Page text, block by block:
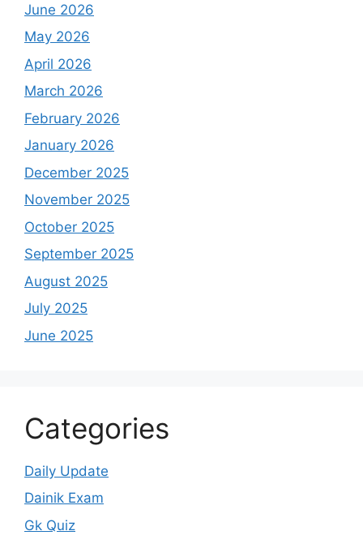
June 2026
May 2026
April 2026
March 2026
February 2026
January 2026
December 2025
November 2025
October 2025
September 2025
August 2025
July 2025
June 2025
Categories
Daily Update
Dainik Exam
Gk Quiz